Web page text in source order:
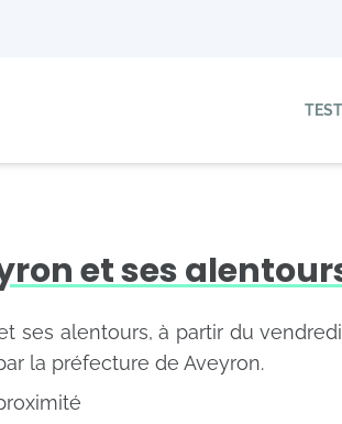
et ses
ses alentours, à partir du
la préfecture de Aveyron.